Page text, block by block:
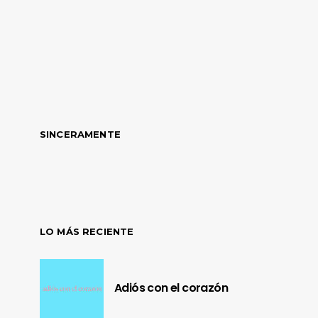
SINCERAMENTE
LO MÁS RECIENTE
Adiós con el corazón